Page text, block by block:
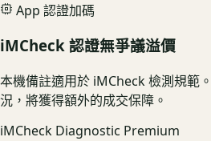
App 認證加碼
iMCheck 認證無爭議溢價
本機備註適用於 iMCheck 檢測規範
況，將獲得額外的成交保障。
iMCheck Diagnostic Premium